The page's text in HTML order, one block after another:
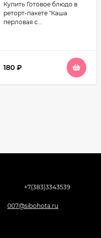
говядиной" 250г
Купить Готовое блюдо в
реторт-пакете "Каша
перловая с...
180 ₽
+7(383)3343539
007@sibohota.ru